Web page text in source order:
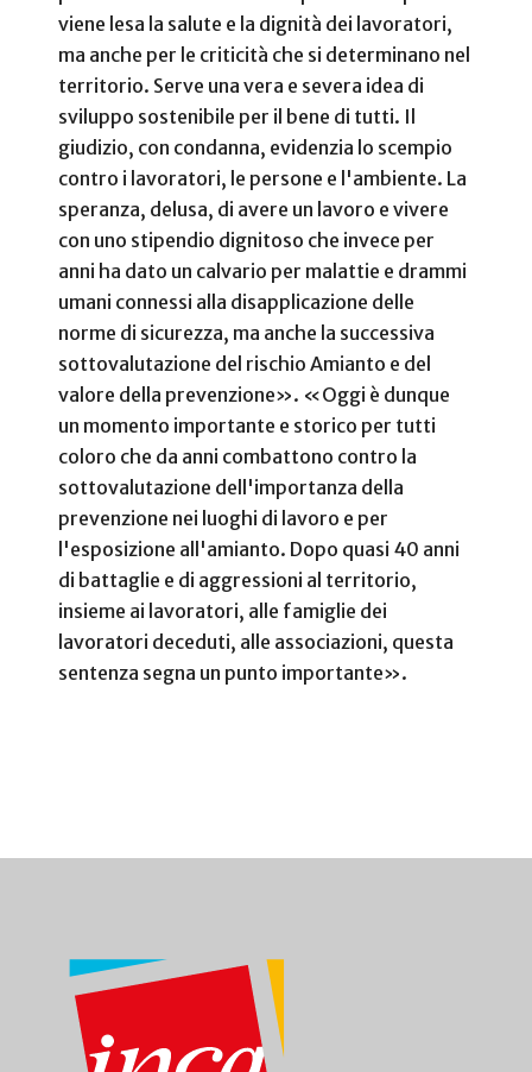
viene lesa la salute e la dignità dei lavoratori,
ma anche per le criticità che si determinano nel
territorio. Serve una vera e severa idea di
sviluppo sostenibile per il bene di tutti. Il
giudizio, con condanna, evidenzia lo scempio
contro i lavoratori, le persone e l'ambiente. La
speranza, delusa, di avere un lavoro e vivere
con uno stipendio dignitoso che invece per
anni ha dato un calvario per malattie e drammi
umani connessi alla disapplicazione delle
norme di sicurezza, ma anche la successiva
sottovalutazione del rischio Amianto e del
valore della prevenzione». «Oggi è dunque
un momento importante e storico per tutti
coloro che da anni combattono contro la
sottovalutazione dell'importanza della
prevenzione nei luoghi di lavoro e per
l'esposizione all'amianto. Dopo quasi 40 anni
di battaglie e di aggressioni al territorio,
insieme ai lavoratori, alle famiglie dei
lavoratori deceduti, alle associazioni, questa
sentenza segna un punto importante».